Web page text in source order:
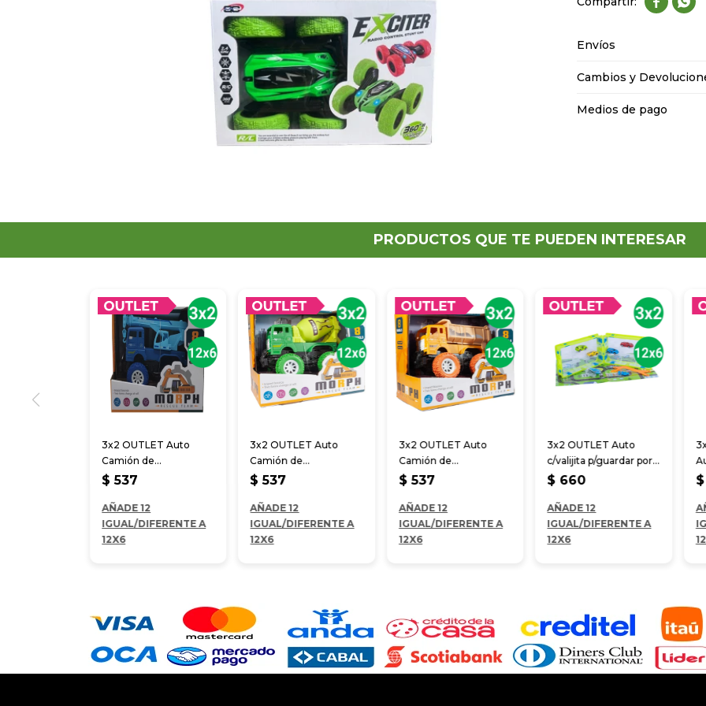
Envíos
Cambios y
Medios de pago
PRODUCTOS QUE TE PUEDEN INTERESAR
3x2 OUTLET Auto
Camión de
construcción
$ 537
AÑADE 12
IGUAL/DIFERENTE A
12X6
3x2 OUTLET Auto
Camión de
construcción
cm
$ 537
AÑADE 12
IGUAL/DIFERENTE A
12X6
3x2 OUTLET Auto
Camión de
construcción volcadora
$ 537
AÑADE 12
IGUAL/DIFERENTE A
12X6
3x2 OUTLET Auto
c/valijita p/guardar por
separado y alfombra
$ 660
AÑADE 12
IGUAL/DIFERENTE A
12X6
$